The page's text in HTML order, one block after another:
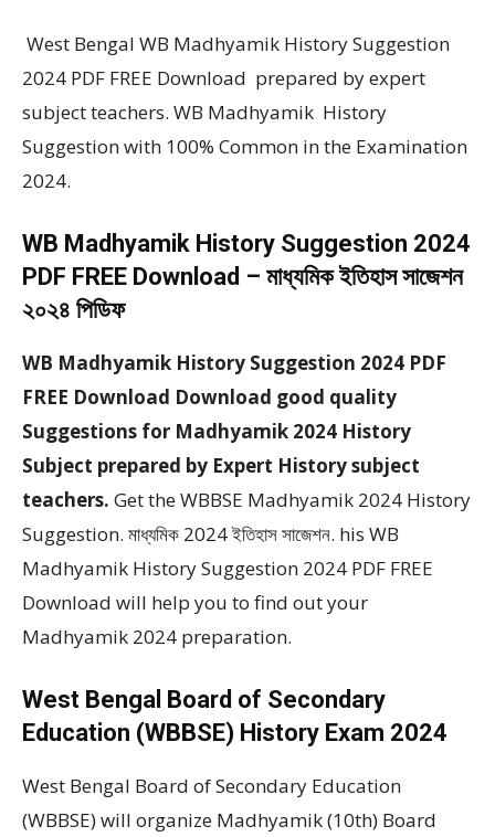
West Bengal WB Madhyamik History Suggestion
2024 PDF FREE Download prepared by expert
subject teachers. WB Madhyamik History
Suggestion with 100% Common in the Examination
2024.
WB Madhyamik History Suggestion 2024
PDF FREE Download – মাধ্যমিক ইতিহাস সাজেশন
২০২৪ পিডিফ
WB Madhyamik History Suggestion 2024 PDF
FREE Download Download good quality
Suggestions for Madhyamik 2024 History
Subject prepared by Expert History subject
teachers. Get the WBBSE Madhyamik 2024 History
Suggestion. মাধ্যমিক 2024 ইতিহাস সাজেশন. his WB
Madhyamik History Suggestion 2024 PDF FREE
Download will help you to find out your
Madhyamik 2024 preparation.
West Bengal Board of Secondary
Education (WBBSE) History Exam 2024
West Bengal Board of Secondary Education
(WBBSE) will organize Madhyamik (10th) Board